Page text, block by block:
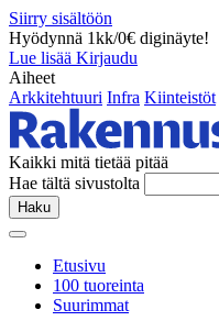
Siirry sisältöön
Hyödynnä 1kk/0€ diginäyte!
Lue lisää Kirjaudu
Aiheet
Arkkitehtuuri Infra Kiinteistöt
Kaikki mitä tietää pitää
Hae tältä sivustolta
Haku
Etusivu
100 tuoreinta
Suurimmat